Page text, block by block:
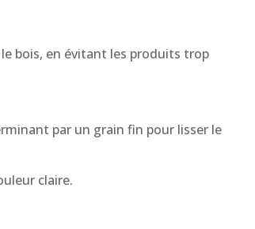
bois, en évitant les produits trop
par un grain fin pour lisser le
claire.